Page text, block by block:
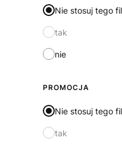
Nie stosuj tego
tak
nie
PROMOCJA
Nie stosuj tego
tak